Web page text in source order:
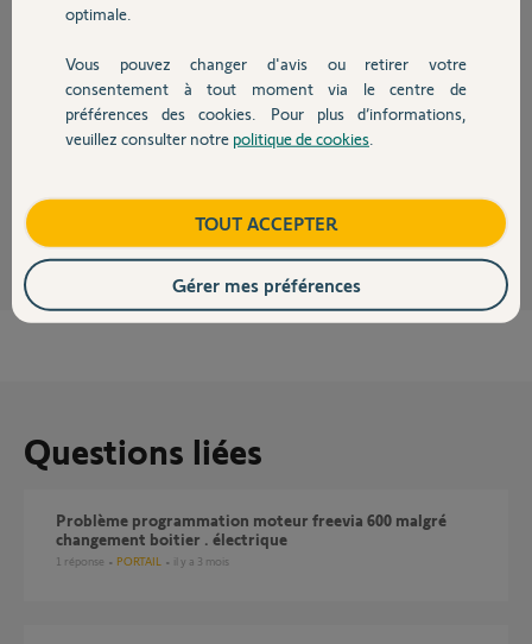
Devis avec un pro
Contact
oui c'est possible !
Il est normal de ne pas pouvoir faire une ouverture depuis la platine du
V400.
Questions liées
Problème programmation moteur freevia 600 malgré
changement boitier . électrique
1 réponse PORTAIL il y a 3 mois
optimale.
Vous pouvez changer d'avis ou retirer votre
consentement à tout moment via le centre de
préférences des cookies. Pour plus d’informations,
veuillez consulter notre politique de cookies
TOUT ACCEPTER
Gérer mes préférences